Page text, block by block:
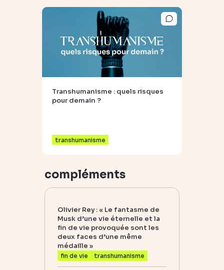
Transhumanisme : quels risques
pour demain ?
transhumanisme
compléments
Olivier Rey : « Le fantasme de
Musk d’une vie éternelle et la
fin de vie provoquée sont les
deux faces d’une même
médaille »
fin de vie transhumanisme